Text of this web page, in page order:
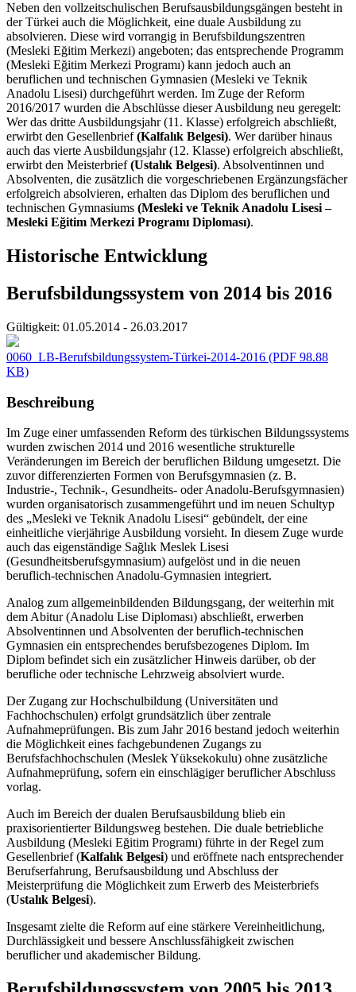
Neben den vollzeitschulischen Berufsausbildungsgängen besteht in
der Türkei auch die Möglichkeit, eine duale Ausbildung zu
absolvieren. Diese wird vorrangig in Berufsbildungszentren
(Mesleki Eğitim Merkezi) angeboten; das entsprechende Programm
(Mesleki Eğitim Merkezi Programı) kann jedoch auch an
beruflichen und technischen Gymnasien (Mesleki ve Teknik
Anadolu Lisesi) durchgeführt werden. Im Zuge der Reform
2016/2017 wurden die Abschlüsse dieser Ausbildung neu geregelt:
Wer das dritte Ausbildungsjahr (11. Klasse) erfolgreich abschließt,
erwirbt den Gesellenbrief(Kalfalık Belgesi). Wer darüber hinaus
auch das vierte Ausbildungsjahr (12. Klasse) erfolgreich abschließt,
erwirbt den Meisterbrief(Ustalık Belgesi). Absolventinnen und
Absolventen, die zusätzlich die vorgeschriebenen Ergänzungsfächer
erfolgreich absolvieren, erhalten das Diplom des beruflichen und
technischen Gymnasiums (Mesleki ve Teknik Anadolu Lisesi –
Mesleki Eğitim Merkezi Programı Diploması).
Historische Entwicklung
Berufsbildungssystem von 2014 bis 2016
Gültigkeit: 01.05.2014 - 26.03.2017
0060_LB-Berufsbildungssystem-Türkei-2014-2016 (PDF 98.88
KB)
Beschreibung
Im Zuge einer umfassenden Reform des türkischen Bildungssystems
wurden zwischen 2014 und 2016 wesentliche strukturelle
Veränderungen im Bereich der beruflichen Bildung umgesetzt. Die
zuvor differenzierten Formen von Berufsgymnasien (z. B.
Industrie-, Technik-, Gesundheits- oder Anadolu-Berufsgymnasien)
wurden organisatorisch zusammengeführt und im neuen Schultyp
des „Mesleki ve Teknik Anadolu Lisesi“ gebündelt, der eine
einheitliche vierjährige Ausbildung vorsieht. In diesem Zuge wurde
auch das eigenständige Sağlık Meslek Lisesi
(Gesundheitsberufsgymnasium) aufgelöst und in die neuen
beruflich-technischen Anadolu-Gymnasien integriert.
Analog zum allgemeinbildenden Bildungsgang, der weiterhin mit
dem Abitur (Anadolu Lise Diploması) abschließt, erwerben
Absolventinnen und Absolventen der beruflich-technischen
Gymnasien ein entsprechendes berufsbezogenes Diplom. Im
Diplom befindet sich ein zusätzlicher Hinweis darüber, ob der
berufliche oder technische Lehrzweig absolviert wurde.
Der Zugang zur Hochschulbildung (Universitäten und
Fachhochschulen) erfolgt grundsätzlich über zentrale
Aufnahmeprüfungen. Bis zum Jahr 2016 bestand jedoch weiterhin
die Möglichkeit eines fachgebundenen Zugangs zu
Berufsfachhochschulen (Meslek Yüksekokulu) ohne zusätzliche
Aufnahmeprüfung, sofern ein einschlägiger beruflicher Abschluss
vorlag.
Auch im Bereich der dualen Berufsausbildung blieb ein
praxisorientierter Bildungsweg bestehen. Die duale betriebliche
Ausbildung (Mesleki Eğitim Programı) führte in der Regel zum
Gesellenbrief (Kalfalık Belgesi) und eröffnete nach entsprechender
Berufserfahrung, Berufsausbildung und Abschluss der
Meisterprüfung die Möglichkeit zum Erwerb des Meisterbriefs
(Ustalık Belgesi).
Insgesamt zielte die Reform auf eine stärkere Vereinheitlichung,
Durchlässigkeit und bessere Anschlussfähigkeit zwischen
beruflicher und akademischer Bildung.